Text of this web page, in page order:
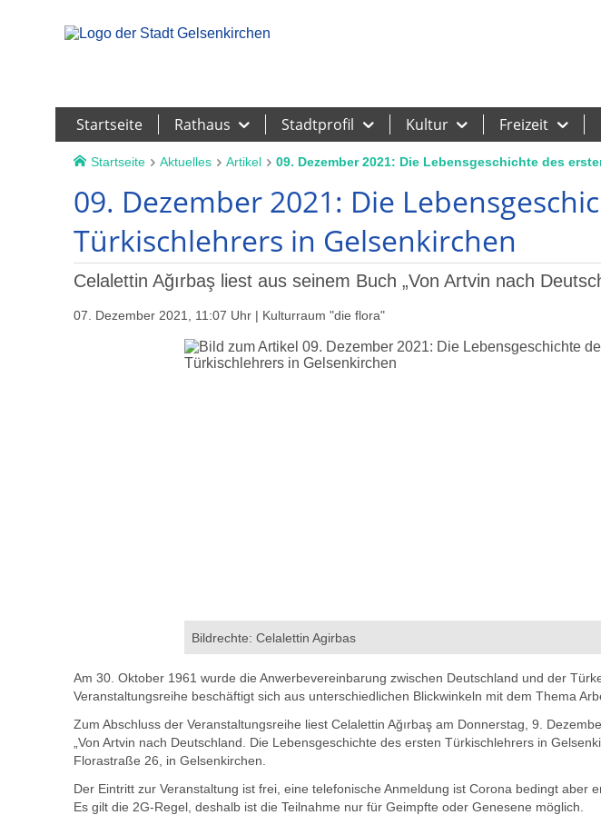
Startseite Rathaus Stadtprofil Kultur Freizeit
Startseite Aktuelles Artikel 09. Dezember 2021: Die Lebensgeschichte des
09. Dezember 2021: Die
Türkischlehrers in Gelsenkirchen
Celalettin Ağırbaş liest aus seinem Buch „Von Artvin nach
07. Dezember 2021, 11:07 Uhr | Kulturraum "die flora"
Bildrechte: Celalettin Agirbas
Am 30. Oktober 1961 wurde die Anwerbevereinbarung zwischen Deutschland und der
Veranstaltungsreihe beschäftigt sich aus unterschiedlichen Blickwinkeln mit dem Thema
Zum Abschluss der Veranstaltungsreihe liest Celalettin Ağırbaş am Donnerstag, 9.
„Von Artvin nach Deutschland. Die Lebensgeschichte des ersten Türkischlehrers in
Florastraße 26, in Gelsenkirchen.
Der Eintritt zur Veranstaltung ist frei, eine telefonische Anmeldung ist Corona bedingt aber
Es gilt die 2G-Regel, deshalb ist die Teilnahme nur für Geimpfte oder Genesene möglich.